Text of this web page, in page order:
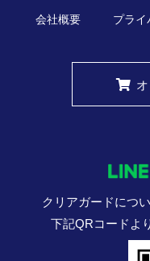
会社概要 プライ
クリアガードにつ
下記QRコードよ